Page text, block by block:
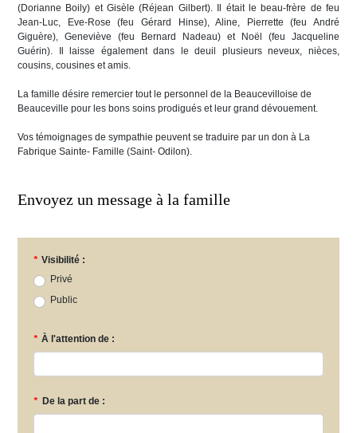
(Dorianne Boily) et Gisèle (Réjean Gilbert). Il était le beau-frère de feu
Jean-Luc, Eve-Rose (feu Gérard Hinse), Aline, Pierrette (feu André
Giguère), Geneviève (feu Bernard Nadeau) et Noël (feu Jacqueline
Guérin). Il laisse également dans le deuil plusieurs neveux, nièces,
cousins, cousines et amis.
La famille désire remercier tout le personnel de la Beaucevilloise de
Beauceville pour les bons soins prodigués et leur grand dévouement.
Vos témoignages de sympathie peuvent se traduire par un don à La
Fabrique Sainte- Famille (Saint- Odilon).
Envoyez un message à la famille
* Visibilité :
Privé
Public
* À l'attention de :
* De la part de :